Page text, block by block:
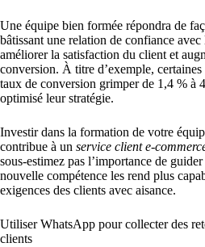
Une équipe bien formée répondra de
bâtissant une relation de confiance
améliorer la satisfaction du client et
conversion. À titre d’exemple,
taux de conversion grimper de 1,4 % à
optimisé leur stratégie.
Investir dans la formation de votre
contribue à un service client e-
sous-estimez pas l’importance de
nouvelle compétence les rend plus
exigences des clients avec aisance.
Utiliser WhatsApp pour collecter des
clients